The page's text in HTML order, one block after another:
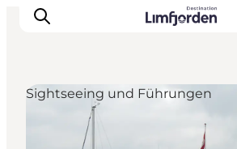
Sightseeing und Führungen